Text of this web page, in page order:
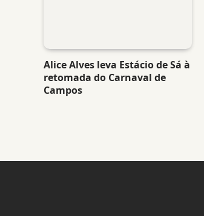
Alice Alves leva Estácio de Sá à
retomada do Carnaval de
Campos